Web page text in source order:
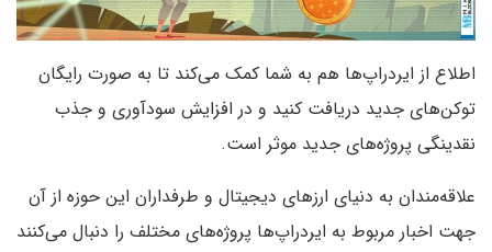
اطلاع از ایردراپ‌‌ها هم به شما کمک می‌کند تا به صورت رایگان
توکن‌های جدید دریافت کنید و در افزایش سودآوری و جذب
نقدینگی پروژه‌های جدید موثر است.
علاقه‌مندان به دنیای ارزهای دیجیتال و طرفداران این حوزه از آن
جهت اخبار مربوط به ایردراپ‌‌ها پروژه‌های مختلف را دنبال می‌کنند